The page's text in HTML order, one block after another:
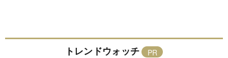
トレンドウォッチ